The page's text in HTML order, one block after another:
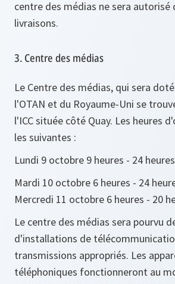
centre des médias ne sera autorisé
livraisons.
3. Centre des médias
Le Centre des médias, qui sera
l'OTAN et du Royaume-Uni se
l'ICC située côté Quay. Les heures
les suivantes :
Lundi 9 octobre 9 heures - 24 heures
Mardi 10 octobre 6 heures - 24
Mercredi 11 octobre 6 heures - 20
Le centre des médias sera pourvu
d'installations de
transmissions appropriés. Les
téléphoniques fonctionneront au